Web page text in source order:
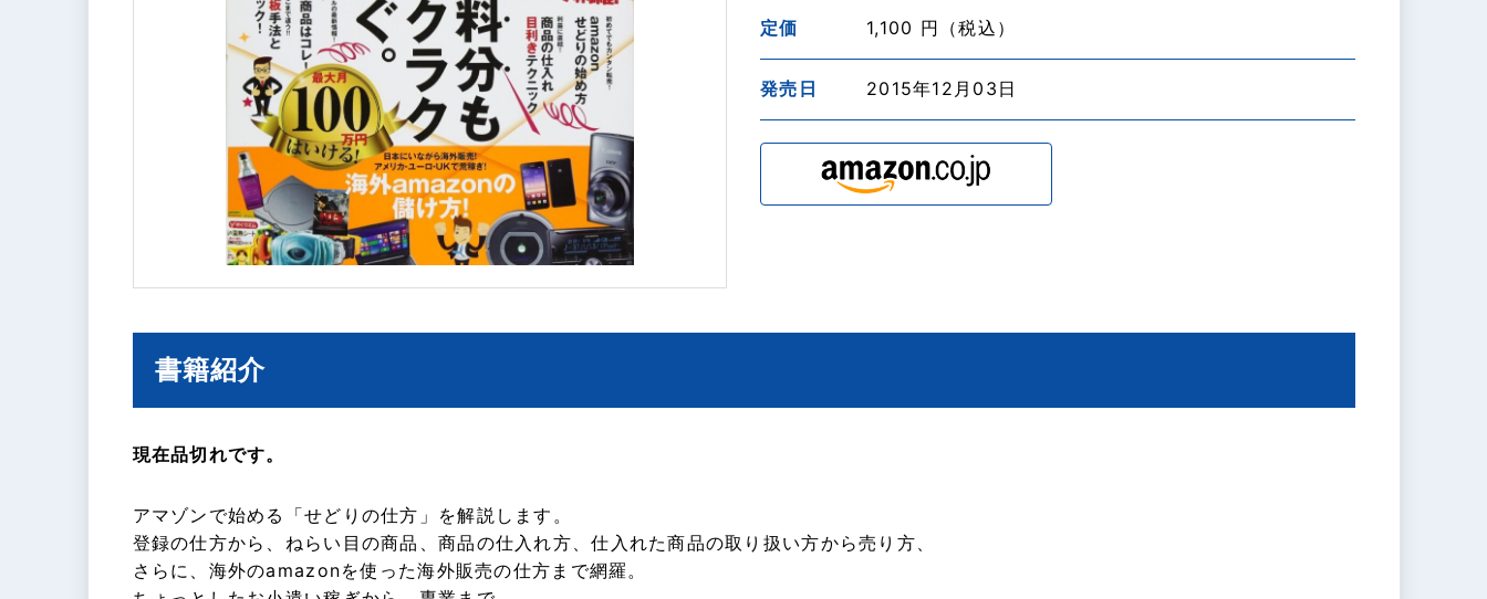
定価 1,100 円（税込）
発売日 2015年12月03日
書籍紹介
現在品切れです。
アマゾンで始める「せどりの仕方」を解説します。
登録の仕方から、ねらい目の商品、商品の仕入れ方、仕入れた商品の取り扱い方から売り方、
さらに、海外のamazonを使った海外販売の仕方まで網羅。